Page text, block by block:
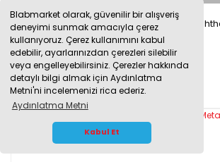
Blabmarket olarak, güvenilir bir alışveriş
deneyimi sunmak amacıyla çerez
kullanıyoruz. Çerez kullanımını kabul
edebilir, ayarlarınızdan çerezleri silebilir
veya engelleyebilirsiniz. Çerezler hakkında
detaylı bilgi almak için Aydınlatma
Metni'ni incelemenizi rica ederiz.
Aydınlatma Metni
Kabul Et
Merck 107233 Fenolftalein 100g -
4.532,50 TL
WHATSAPP İLETİŞİM